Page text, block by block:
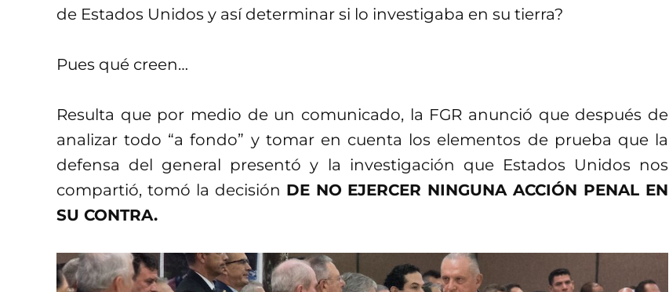
de Estados Unidos y así determinar si lo investigaba en su tierra?
Pues qué creen…
Resulta que por medio de un comunicado, la FGR anunció que después de
analizar todo “a fondo” y tomar en cuenta los elementos de prueba que la
defensa del general presentó y la investigación que Estados Unidos nos
compartió, tomó la decisión DE NO EJERCER NINGUNA ACCIÓN PENAL EN
SU CONTRA.